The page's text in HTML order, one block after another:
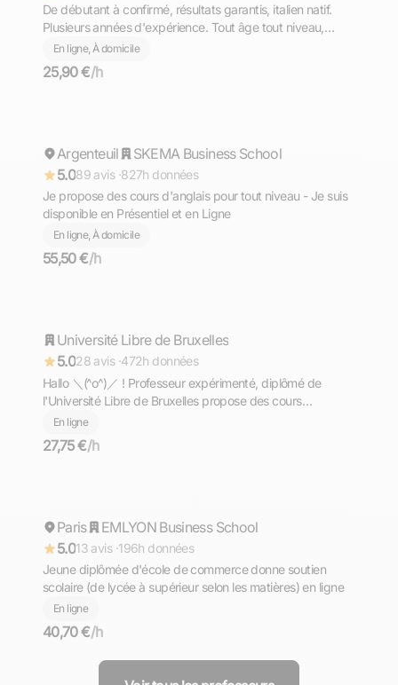
De débutant à confirmé, résultats garantis, italien natif.
Plusieurs années d'expérience. Tout âge tout niveau,
diplômé du Bac avec Option Internationale Italien,
l'équivalent de la Maturità (bac italien)
En ligne, À domicile
25,90 €/h
Répond rapidement
Argenteuil
SKEMA Business School
5.089 avis ·827h données
Je propose des cours d'anglais pour tout niveau - Je suis
disponible en Présentiel et en Ligne
En ligne, À domicile
55,50 €/h
Répond rapidement
Université Libre de Bruxelles
5.028 avis ·472h données
Hallo ＼⁠(⁠^⁠o⁠^⁠)⁠／ ! Professeur expérimenté, diplômé de
l'Université Libre de Bruxelles propose des cours
d'allemand de niveaux PRIMAIRE - COLLEGE - LYCEE -
PREPA - SUPERIEUR. Komm und lerne mit mir Deutsch
╮⁠(⁠＾⁠▽⁠＾⁠)⁠╭
En ligne
27,75 €/h
Répond rapidement
Paris
EMLYON Business School
5.013 avis ·196h données
Jeune diplômée d'école de commerce donne soutien
scolaire (de lycée à supérieur selon les matières) en ligne
En ligne
40,70 €/h